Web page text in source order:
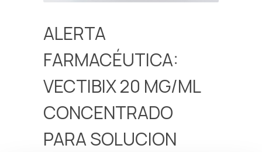
ALERTA
FARMACÉUTICA:
VECTIBIX 20 MG/ML
CONCENTRADO
PARA SOLUCION